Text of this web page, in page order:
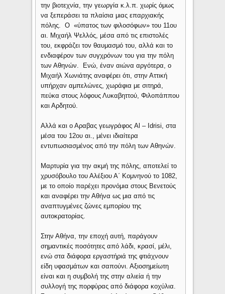
την βιοτεχνία, την γεωργία κ.λ.π. χωρίς όμως
να ξεπεράσει τα πλαίσια μιας επαρχιακής
πόλης. Ο «ύπατος των φιλοσόφων» του 11ου
αι. Μιχαήλ Ψελλός, μέσα από τις επιστολές
του, εκφράζει τον θαυμασμό του, αλλά και το
ενδιαφέρον των συγχρόνων του για την πόλη
των Αθηνών. Ενώ, έναν αιώνα αργότερα, ο
Μιχαήλ Χωνιάτης αναφέρει ότι, στην Αττική
υπήρχαν αμπελώνες, χωράφια με σιτηρά,
πεύκα στους λόφους Λυκαβηττού, Φιλοπάππου
και Αρδητού.
Αλλά και ο Αραβας γεωγράφος Al – Idrisi, στα
μέσα του 12ου αι., μένει ιδιαίτερα
εντυπωσιασμένος από την πόλη των Αθηνών.
Μαρτυρία για την ακμή της πόλης, αποτελεί το
χρυσόβουλο του Αλέξιου Α΄ Κομνηνού το 1082,
με το οποίο παρέχει προνόμια στους Βενετούς
και αναφέρει την Αθήνα ως μια από τις
αναπτυγμένες ζώνες εμπορίου της
αυτοκρατορίας.
Στην Αθήνα, την εποχή αυτή, παράγουν
σημαντικές ποσότητες από λάδι, κρασί, μέλι,
ενώ στα διάφορα εργαστήριά της φτιάχνουν
είδη υφασμάτων και σαπούνι. Αξιοσημείωτη
είναι και η συμβολή της στην αλιεία ή την
συλλογή της πορφύρας από διάφορα κοχύλια.